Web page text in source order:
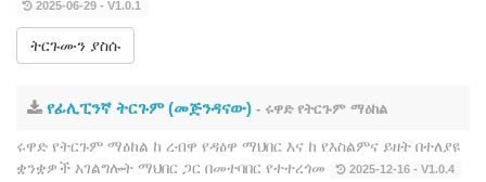
2025-06-29 - V1.0.1
ትርጉሙን ያስሱ
የፊሊፒንኛ ትርጉም (መጅንዳናው) - ሩዋድ የትርጉም ማዕከል
ሩዋድ የትርጉም ማዕከል ከ ረብዋ የዳዕዋ ማህበር እና ከ የእስልምና ይዘት በተለያዩ
ቋንቋዎች አገልግሎት ማህበር ጋር በመተባበር የተተረጎመ
2025-12-16 - V1.0.4